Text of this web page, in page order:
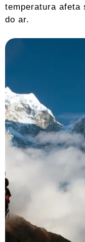
temperatura afeta
do ar.